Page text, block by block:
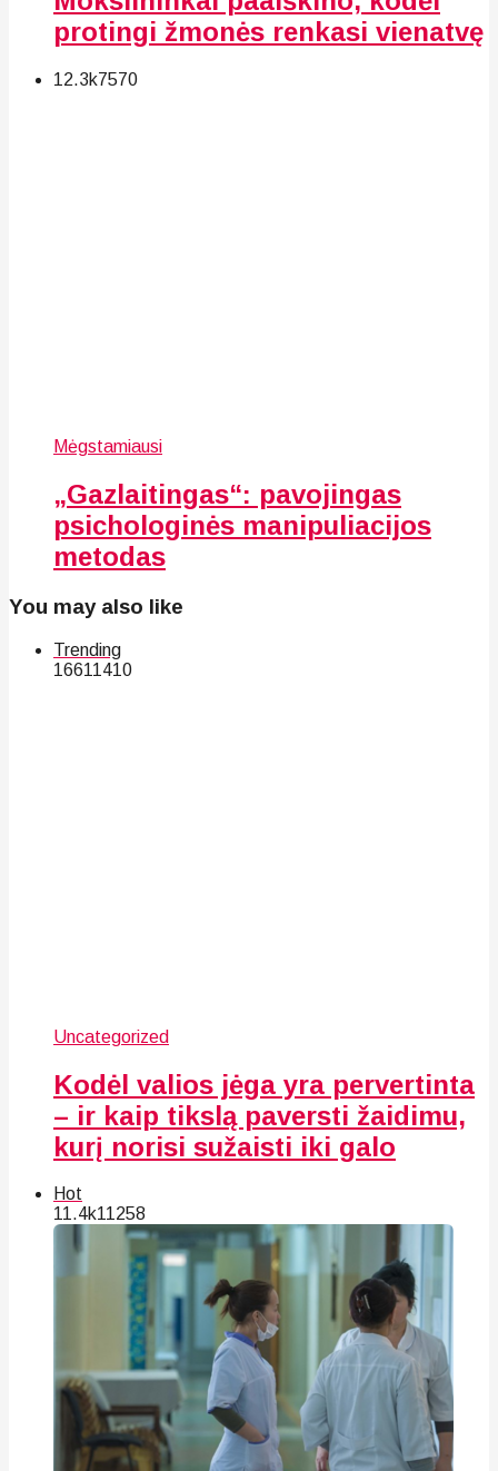
protingi žmonės renkasi vienatvę
12.3k7570
Mėgstamiausi
„Gazlaitingas“: pavojingas
psichologinės manipuliacijos
metodas
You may also like
Trending
16611410
Uncategorized
Kodėl valios jėga yra pervertinta
– ir kaip tikslą paversti žaidimu,
kurį norisi sužaisti iki galo
Hot
11.4k11258